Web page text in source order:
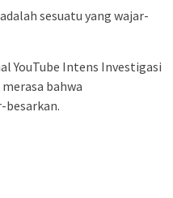
sesuatu yang wajar-
YouTube Intens Investigasi
merasa bahwa
besarkan.